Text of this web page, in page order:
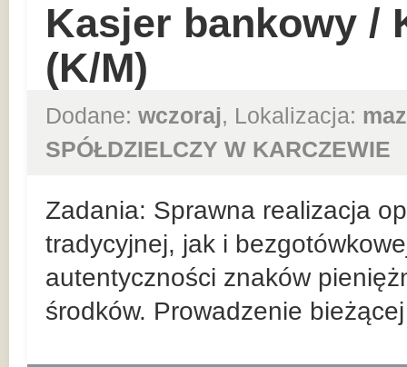
Kasjer bankowy /
(K/M)
Dodane: wczoraj, Lokalizacja:
SPÓŁDZIELCZY W KARCZEWIE
Zadania: Sprawna realizacja
tradycyjnej, jak i
autentyczności znaków
środków. Prowadzenie